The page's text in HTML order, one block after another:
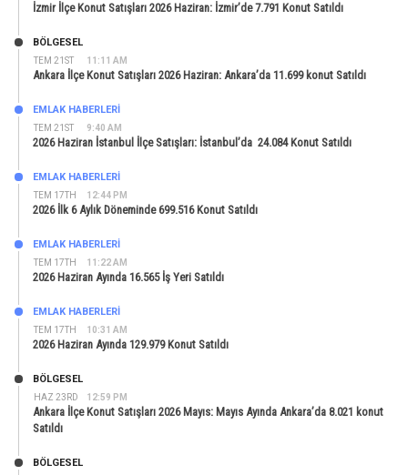
İzmir İlçe Konut Satışları 2026 Haziran: İzmir’de 7.791 Konut Satıldı
TEM 21ST 11:11 AM
BÖLGESEL
Ankara İlçe Konut Satışları 2026 Haziran: Ankara’da 11.699 konut Satıldı
TEM 21ST 9:40 AM
EMLAK HABERLERI
2026 Haziran İstanbul İlçe Satışları: İstanbul’da 24.084 Konut Satıldı
TEM 17TH 12:44 PM
EMLAK HABERLERI
2026 İlk 6 Aylık Döneminde 699.516 Konut Satıldı
TEM 17TH 11:22 AM
EMLAK HABERLERI
2026 Haziran Ayında 16.565 İş Yeri Satıldı
TEM 17TH 10:31 AM
EMLAK HABERLERI
2026 Haziran Ayında 129.979 Konut Satıldı
HAZ 23RD 12:59 PM
BÖLGESEL
Ankara İlçe Konut Satışları 2026 Mayıs: Mayıs Ayında Ankara’da 8.021 konut
Satıldı
BÖLGESEL